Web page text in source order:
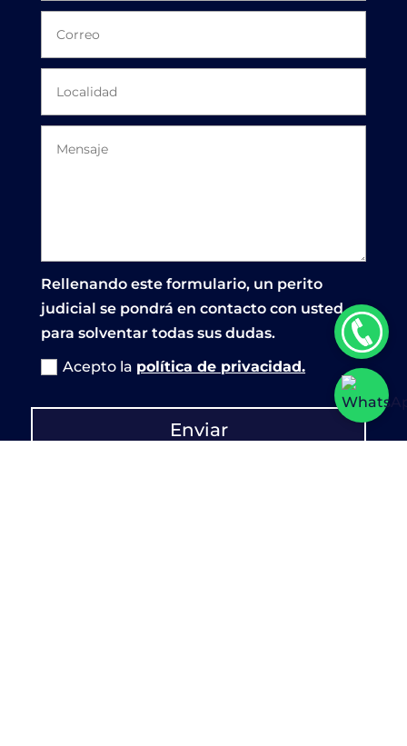
Rellenando este formulario, un perito
judicial se pondrá en contacto con usted
para solventar todas sus dudas.
Acepto la política de privacidad.
Enviar